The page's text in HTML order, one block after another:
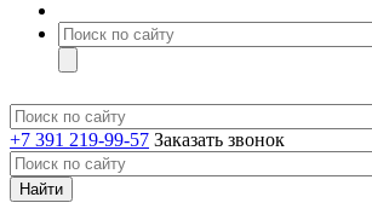
+7 391 219-99-57 Заказать звонок